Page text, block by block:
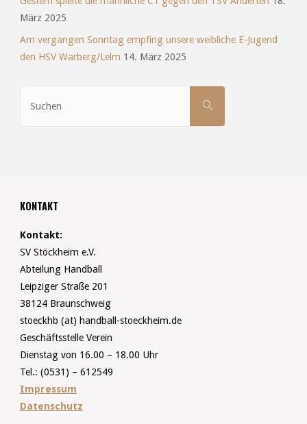
März 2025
Am vergangen Sonntag empfing unsere weibliche E-Jugend
den HSV Warberg/Lelm 14. März 2025
SUCHEN
KONTAKT
Kontakt:
SV Stöckheim e.V.
Abteilung Handball
Leipziger Straße 201
38124 Braunschweig
stoeckhb (at) handball-stoeckheim.de
Geschäftsstelle Verein
Dienstag von 16.00 – 18.00 Uhr
Tel.: (0531) – 612549
Impressum
Datenschutz